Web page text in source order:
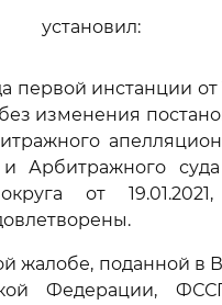
установил:
первой инстанции от
изменения
и Арбитражного
от
жалобе, поданной в
Федерации,